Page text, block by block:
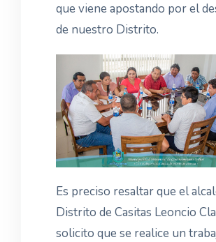
que viene apostando por el
de nuestro Distrito.
Es preciso resaltar que el
Distrito de Casitas Leoncio
solicito que se realice un